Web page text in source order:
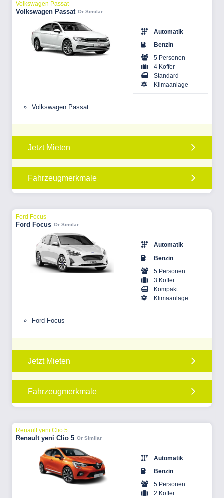
Volkswagen Passat
Volkswagen Passat Or Similar
Automatik
Benzin
5 Personen
4 Koffer
Standard
Klimaanlage
Volkswagen Passat
Jetzt Mieten
Fahrzeugmerkmale
Ford Focus
Ford Focus Or Similar
Automatik
Benzin
5 Personen
3 Koffer
Kompakt
Klimaanlage
Ford Focus
Jetzt Mieten
Fahrzeugmerkmale
Renault yeni Clio 5
Renault yeni Clio 5 Or Similar
Automatik
Benzin
5 Personen
2 Koffer